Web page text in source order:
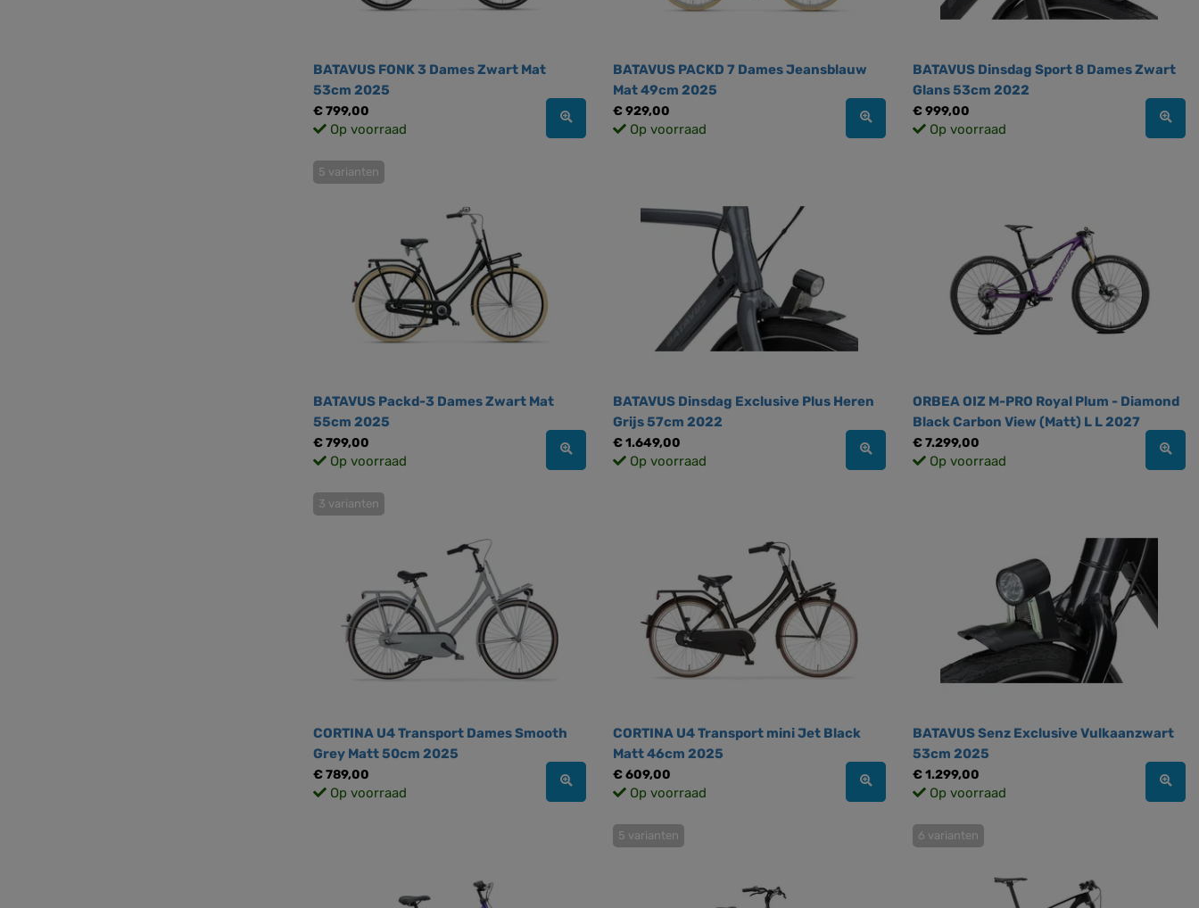
BATAVUS FONK 3 Dames Zwart Mat
53cm 2025
€ 799,00
Op voorraad
BATAVUS PACKD 7 Dames Jeansblauw
Mat 49cm 2025
€ 929,00
Op voorraad
BATAVUS Dinsdag Sport 8 Dames Zwart
Glans 53cm 2022
€ 999,00
Op voorraad
BATAVUS Packd-3 Dames Zwart Mat
55cm 2025
5 varianten
€ 799,00
Op voorraad
BATAVUS Dinsdag Exclusive Plus Heren
Grijs 57cm 2022
€ 1.649,00
Op voorraad
ORBEA OIZ M-PRO Royal Plum - Diamond
Black Carbon View (Matt) L L 2027
€ 7.299,00
Op voorraad
CORTINA U4 Transport Dames Smooth
Grey Matt 50cm 2025
3 varianten
€ 789,00
Op voorraad
CORTINA U4 Transport mini Jet Black
Matt 46cm 2025
€ 609,00
Op voorraad
BATAVUS Senz Exclusive Vulkaanzwart
53cm 2025
€ 1.299,00
Op voorraad
5 varianten 6 varianten